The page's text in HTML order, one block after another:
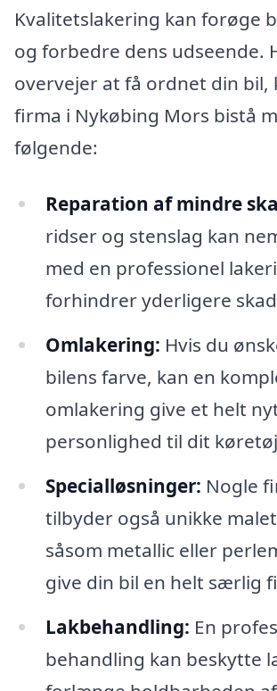
Kvalitetslakering kan forøge
og forbedre dens udseende.
overvejer at få ordnet din bil,
firma i Nykøbing Mors bistå
følgende:
Reparation af mindre
ridser og stenslag kan
med en professionel
forhindrer yderligere
Omlakering: Hvis du
bilens farve, kan en
omlakering give et helt
personlighed til dit
Specialløsninger: Nogle
tilbyder også unikke
såsom metallic eller
give din bil en helt særlig
Lakbehandling: En
behandling kan beskytte